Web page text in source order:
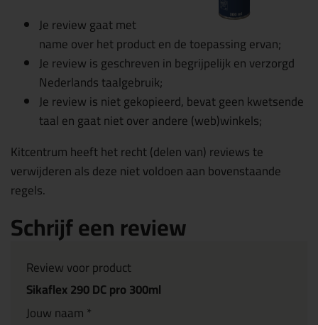
Je review gaat met
name over het product en de toepassing ervan;
Je review is geschreven in begrijpelijk en verzorgd
Nederlands taalgebruik;
Je review is niet gekopieerd, bevat geen kwetsende
taal en gaat niet over andere (web)winkels;
Kitcentrum heeft het recht (delen van) reviews te
verwijderen als deze niet voldoen aan bovenstaande
regels.
Schrijf een review
Review voor product
Sikaflex 290 DC pro 300ml
Jouw naam *